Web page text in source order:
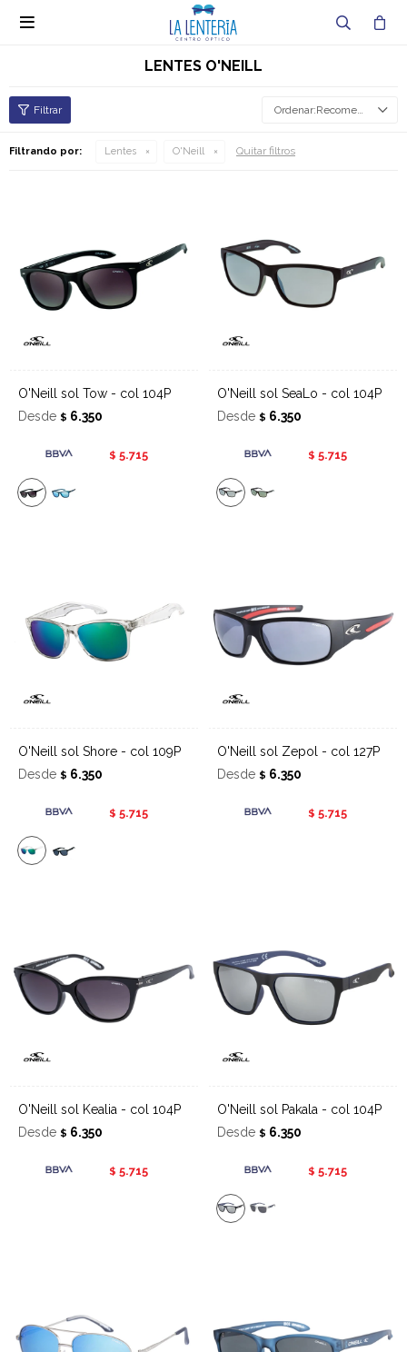

LENTES O'NEILL
Recomendados
Filtrando por: Lentes O'Neill Quitar filtros
O'Neill sol Tow - col 104P
Desde $ 6.350
$ 5.715
O'Neill sol SeaLo - col 104P
Desde $ 6.350
$ 5.715
O'Neill sol Shore - col 109P
Desde $ 6.350
$ 5.715
O'Neill sol Zepol - col 127P
Desde $ 6.350
$ 5.715
O'Neill sol Kealia - col 104P
Desde $ 6.350
$ 5.715
O'Neill sol Pakala - col 104P
Desde $ 6.350
$ 5.715